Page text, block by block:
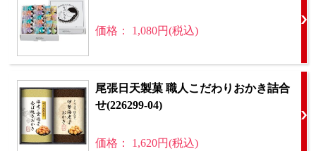
価格： 1,080円(税込)
尾張日天製菓 職人こだわりおかき詰合
せ(226299-04)
価格： 1,620円(税込)